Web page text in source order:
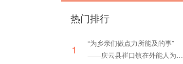
热门排行
1
“为乡亲们做点力所能及的事”
——庆云县崔口镇在外能人为家